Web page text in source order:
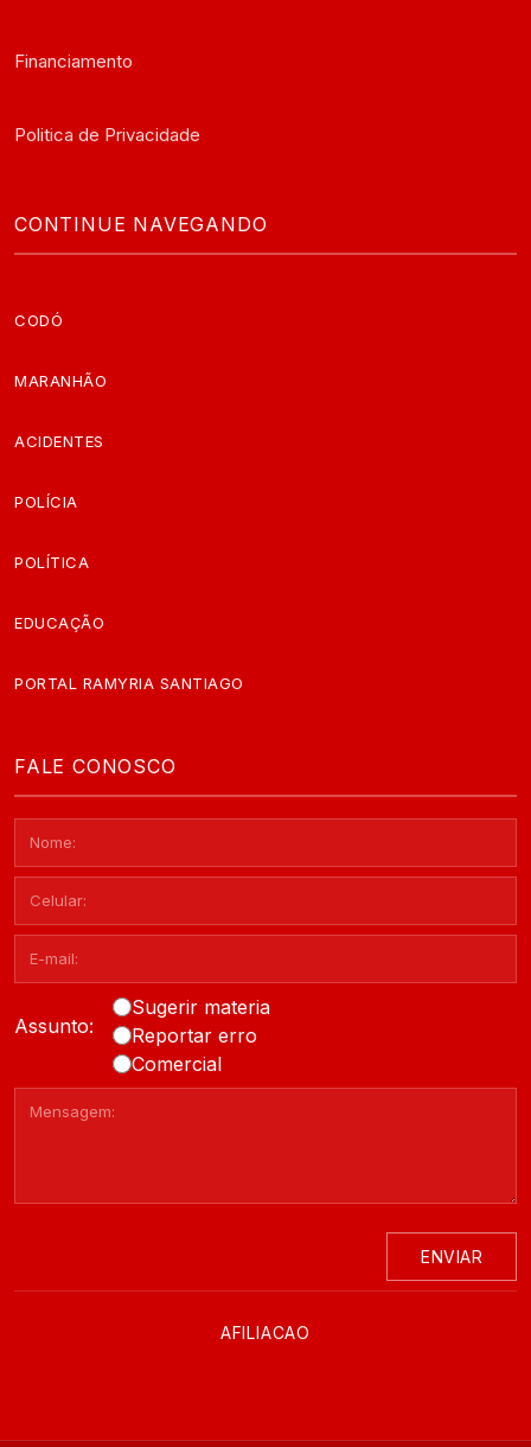
Financiamento
Politica de Privacidade
CONTINUE NAVEGANDO
CODÓ
MARANHÃO
ACIDENTES
POLÍCIA
POLÍTICA
EDUCAÇÃO
PORTAL RAMYRIA SANTIAGO
FALE CONOSCO
Assunto:
Sugerir materia
Reportar erro
Comercial
ENVIAR
AFILIACAO